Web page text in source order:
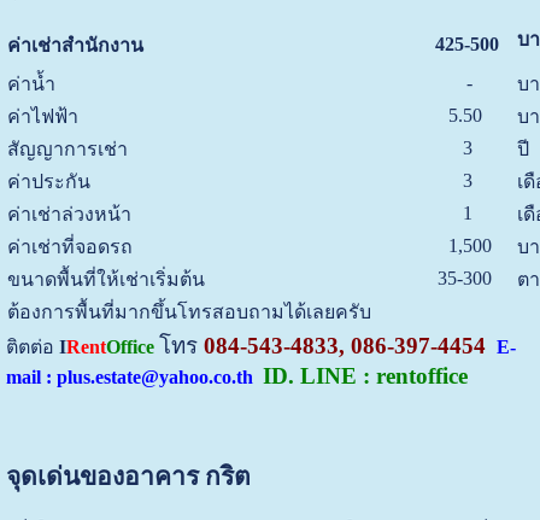
ค่าเช่าสำนักงาน 425-500 บ
ค่าน้ำ -
บ
ค่าไฟฟ้า
5.50
บ
สัญญาการเช่า
3
ปี
ค่าประกัน
3
เ
ค่าเช่าล่วงหน้า
1
เ
ค่าเช่าที่จอดรถ
1,500
บ
ขนาดพื้นที่ให้เช่าเริ่มต้น
35-300
ต
ต้องการพื้นที่มากขึ้นโทรสอบถามได้เลยครับ
ติตต่อ IRentOffice โทร084-543-4833, 086-397-4454 E-
mail : plus.estate@yahoo.co.th ID. LINE : rentoffice
จุดเด่นของอาคาร กริต